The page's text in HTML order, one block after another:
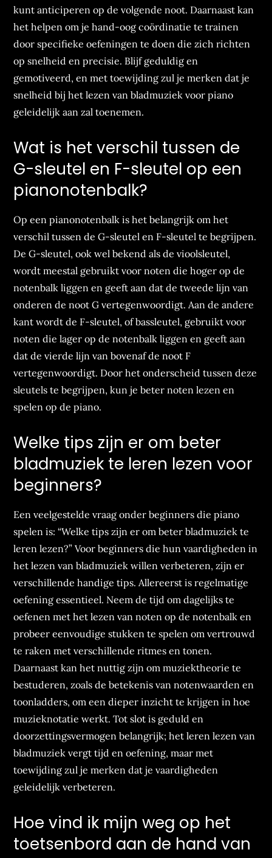
kunt anticiperen op de volgende noot. Daarnaast kan
het helpen om je hand-oog coördinatie te trainen
door specifieke oefeningen te doen die zich richten
op snelheid en precisie. Blijf geduldig en
gemotiveerd, en met toewijding zul je merken dat je
snelheid bij het lezen van bladmuziek voor piano
geleidelijk aan zal toenemen.
Wat is het verschil tussen de
G-sleutel en F-sleutel op een
pianonotenbalk?
Op een pianonotenbalk is het belangrijk om het
verschil tussen de G-sleutel en F-sleutel te begrijpen.
De G-sleutel, ook wel bekend als de vioolsleutel,
wordt meestal gebruikt voor noten die hoger op de
notenbalk liggen en geeft aan dat de tweede lijn van
onderen de noot G vertegenwoordigt. Aan de andere
kant wordt de F-sleutel, of bassleutel, gebruikt voor
noten die lager op de notenbalk liggen en geeft aan
dat de vierde lijn van bovenaf de noot F
vertegenwoordigt. Door het onderscheid tussen deze
sleutels te begrijpen, kun je beter noten lezen en
spelen op de piano.
Welke tips zijn er om beter
bladmuziek te leren lezen voor
beginners?
Een veelgestelde vraag onder beginners die piano
spelen is: “Welke tips zijn er om beter bladmuziek te
leren lezen?” Voor beginners die hun vaardigheden in
het lezen van bladmuziek willen verbeteren, zijn er
verschillende handige tips. Allereerst is regelmatige
oefening essentieel. Neem de tijd om dagelijks te
oefenen met het lezen van noten op de notenbalk en
probeer eenvoudige stukken te spelen om vertrouwd
te raken met verschillende ritmes en tonen.
Daarnaast kan het nuttig zijn om muziektheorie te
bestuderen, zoals de betekenis van notenwaarden en
toonladders, om een dieper inzicht te krijgen in hoe
muzieknotatie werkt. Tot slot is geduld en
doorzettingsvermogen belangrijk; het leren lezen van
bladmuziek vergt tijd en oefening, maar met
toewijding zul je merken dat je vaardigheden
geleidelijk verbeteren.
Hoe vind ik mijn weg op het
toetsenbord aan de hand van